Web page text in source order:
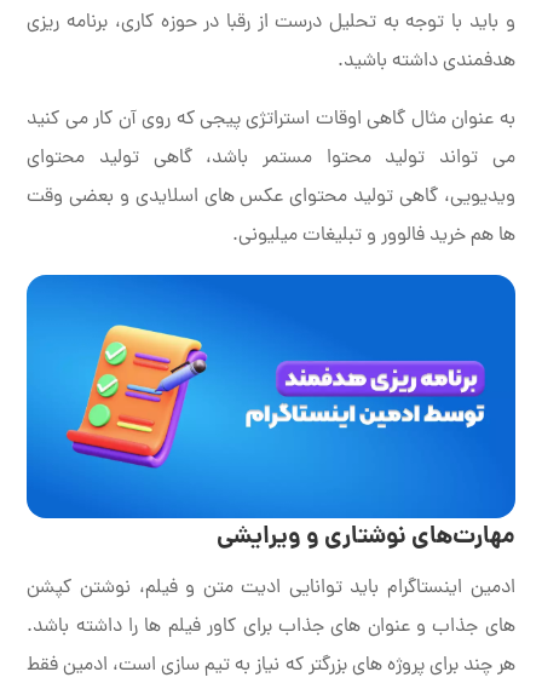
و باید با توجه به تحلیل درست از رقبا در حوزه کاری، برنامه ریزی
هدفمندی داشته باشید.
به عنوان مثال گاهی اوقات استراتژی پیجی که روی آن کار می کنید
می تواند تولید محتوا مستمر باشد، گاهی تولید محتوای
ویدیویی، گاهی تولید محتوای عکس های اسلایدی و بعضی وقت
ها هم خرید فالوور و تبلیغات میلیونی.
مهارت‌های نوشتاری و ویرایشی
ادمین اینستاگرام باید توانایی ادیت متن و فیلم، نوشتن کپشن
های جذاب و عنوان های جذاب برای کاور فیلم ها را داشته باشد.
هر چند برای پروژه های بزرگتر که نیاز به تیم سازی است، ادمین فقط